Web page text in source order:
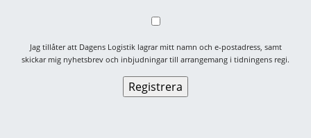
Jag tillåter att Dagens Logistik lagrar mitt namn och e-postadress, samt
skickar mig nyhetsbrev och inbjudningar till arrangemang i tidningens regi.